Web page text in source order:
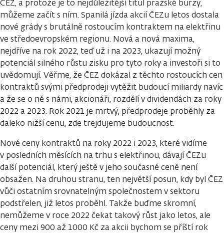
ČEZ, a protože je to nejdůležitější titul pražské burzy,
můžeme začít s ním. Spanilá jízda akcií ČEZu letos dostala
nové grády s brutálně rostoucím kontraktem na elektřinu
ve středoevropském regionu. Nová a nová maxima,
nejdříve na rok 2022, teď už i na 2023, ukazují možný
potenciál silného růstu zisku pro tyto roky a investoři si to
uvědomují. Věřme, že ČEZ dokázal z těchto rostoucích cen
kontraktů svými předprodeji vytěžit budoucí miliardy navíc
a že se o ně s námi, akcionáři, rozdělí v dividendách za roky
2022 a 2023. Rok 2021 je mrtvý, předprodeje proběhly za
daleko nižší cenu, zde trejdujeme budoucnost.
Nové ceny kontraktů na roky 2022 i 2023, které vidíme
v posledních měsících na trhu s elektřinou, dávají ČEZu
další potenciál, který ještě v jeho současné ceně není
obsažen. Na druhou stranu, ten největší posun, kdy byl ČEZ
vůči ostatním srovnatelným společnostem v sektoru
podstřelen, již letos proběhl. Takže buďme skromní,
nemůžeme v roce 2022 čekat takový růst jako letos, ale
ceny mezi 900 až 1000 Kč za akcii bychom se příští rok